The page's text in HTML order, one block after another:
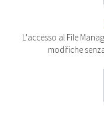
L'accesso al File
modifiche